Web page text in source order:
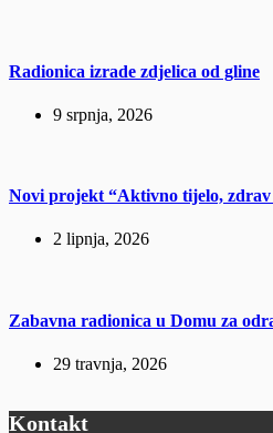
Radionica izrade zdjelica od gline
9 srpnja, 2026
Novi projekt “Aktivno tijelo, zdrav
2 lipnja, 2026
Zabavna radionica u Domu za
29 travnja, 2026
Kontakt